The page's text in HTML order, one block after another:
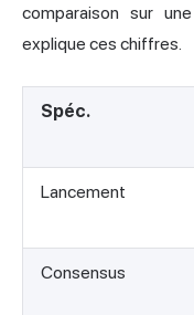
comparaison sur
explique ces chiffres.
Spéc.
Lancement
Consensus